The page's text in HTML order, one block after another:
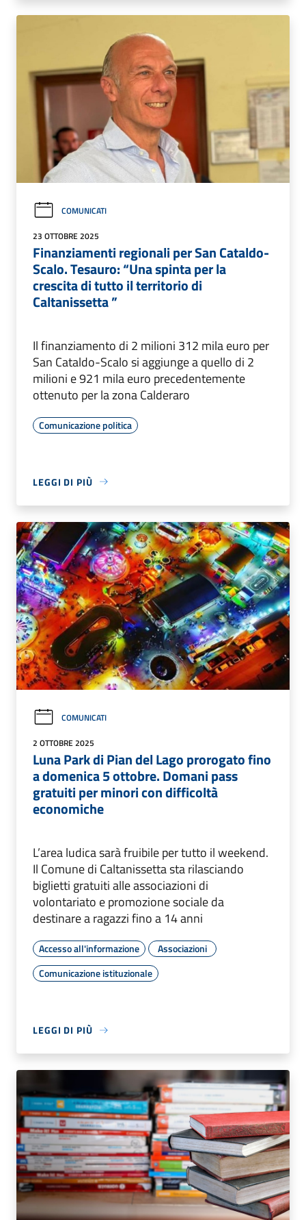
COMUNICATI
23 OTTOBRE 2025
Finanziamenti regionali per San Cataldo-
Scalo. Tesauro: “Una spinta per la
crescita di tutto il territorio di
Caltanissetta ”
Il finanziamento di 2 milioni 312 mila euro per
San Cataldo-Scalo si aggiunge a quello di 2
milioni e 921 mila euro precedentemente
ottenuto per la zona Calderaro
Comunicazione politica
LEGGI DI PIÙ
COMUNICATI
2 OTTOBRE 2025
Luna Park di Pian del Lago prorogato fino
a domenica 5 ottobre. Domani pass
gratuiti per minori con difficoltà
economiche
L’area ludica sarà fruibile per tutto il weekend.
Il Comune di Caltanissetta sta rilasciando
biglietti gratuiti alle associazioni di
volontariato e promozione sociale da
destinare a ragazzi fino a 14 anni
Accesso all'informazione
Associazioni
Comunicazione istituzionale
LEGGI DI PIÙ